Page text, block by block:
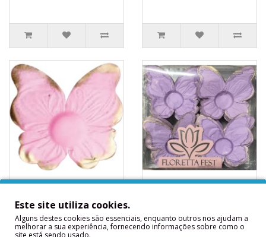
24 Forminhas
Bebé Metálico
24 Forminhas Borboleta
Rosa Bebé Metálico ..
24 Forminhas
24 Forminhas Borboleta
Lilás Metálico..
Este site utiliza cookies.
Alguns destes cookies são essenciais, enquanto outros nos ajudam a
melhorar a sua experiência, fornecendo informações sobre como o
site está sendo usado.